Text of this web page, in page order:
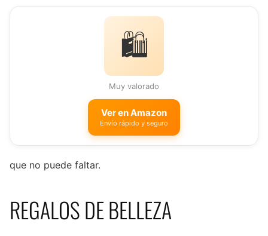
🛍️
Muy valorado
Ver en Amazon
Envío rápido y seguro
que no puede faltar.
REGALOS DE BELLEZA